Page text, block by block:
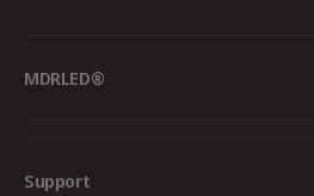
MDRLED®
Support